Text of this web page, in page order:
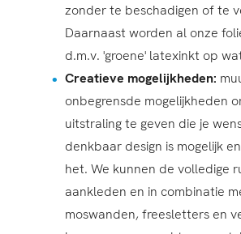
zonder te beschadigen of te
Daarnaast worden al onze
d.m.v. 'groene' latexinkt op
Creatieve mogelijkheden:
onbegrensde mogelijkheden
uitstraling te geven die je
denkbaar design is mogelijk
het. We kunnen de volledige
aankleden en in combinatie
moswanden, freesletters en